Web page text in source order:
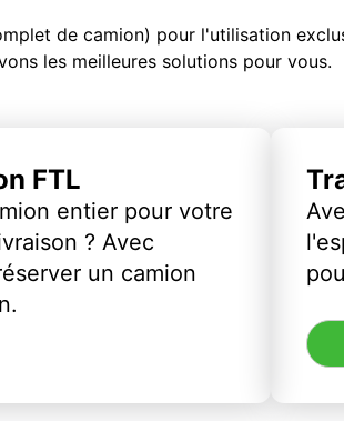
de camion) pour l'utilisation
les meilleures solutions pour vous.
FTL
entier pour votre
? Avec
un camion